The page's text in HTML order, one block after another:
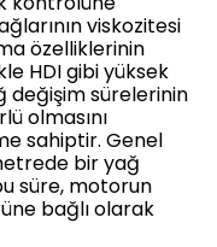
viskozitesi
özelliklerinin
HDI gibi yüksek
değişim sürelerinin
olmasını
sahiptir. Genel
bir yağ
süre, motorun
bağlı olarak